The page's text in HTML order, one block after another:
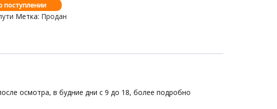
поступлении
Метка: Продан
осмотра, в будние дни с 9 до 18, более подробно